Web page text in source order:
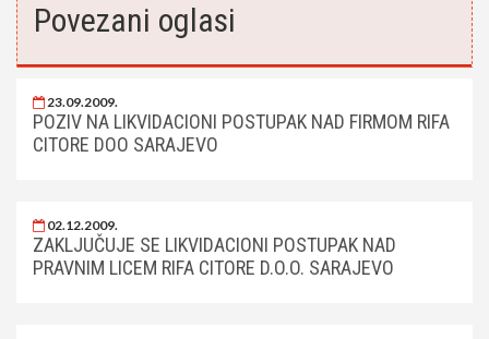
Povezani oglasi
23.09.2009.
POZIV NA LIKVIDACIONI POSTUPAK NAD FIRMOM RIFA
CITORE DOO SARAJEVO
02.12.2009.
ZAKLJUČUJE SE LIKVIDACIONI POSTUPAK NAD
PRAVNIM LICEM RIFA CITORE D.O.O. SARAJEVO